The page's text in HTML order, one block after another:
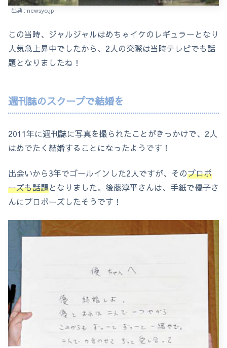
出典 : newsyo.jp
この当時、ジャルジャルはめちゃイケのレギュラーとなり
人気急上昇中でしたから、2人の交際は当時テレビでも話
題となりましたね！
週刊誌のスクープで結婚を
2011年に週刊誌に写真を撮られたことがきっかけで、2人
はめでたく結婚することになったようです！
出会いから3年でゴールインした2人ですが、そのプロポ
ーズも話題となりました。後藤淳平さんは、手紙で優子さ
んにプロポーズしたそうです！